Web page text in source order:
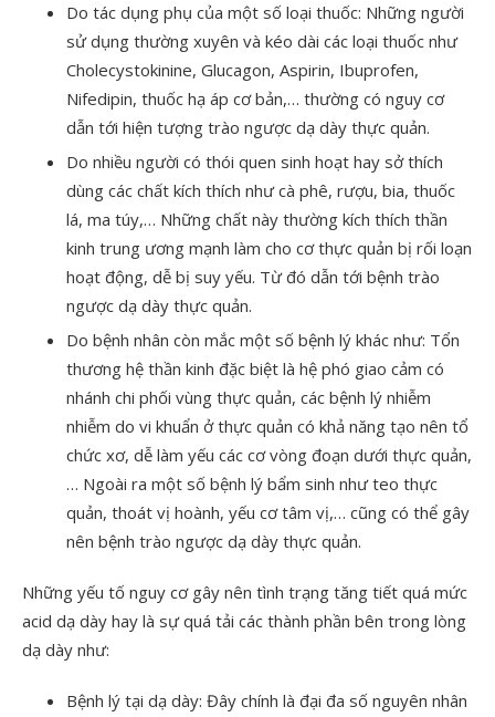
Do tác dụng phụ của một số loại thuốc: Những người
sử dụng thường xuyên và kéo dài các loại thuốc như
Cholecystokinine, Glucagon, Aspirin, Ibuprofen,
Nifedipin, thuốc hạ áp cơ bản,… thường có nguy cơ
dẫn tới hiện tượng trào ngược dạ dày thực quản.
Do nhiều người có thói quen sinh hoạt hay sở thích
dùng các chất kích thích như cà phê, rượu, bia, thuốc
lá, ma túy,… Những chất này thường kích thích thần
kinh trung ương mạnh làm cho cơ thực quản bị rối loạn
hoạt động, dễ bị suy yếu. Từ đó dẫn tới bệnh trào
ngược dạ dày thực quản.
Do bệnh nhân còn mắc một số bệnh lý khác như: Tổn
thương hệ thần kinh đặc biệt là hệ phó giao cảm có
nhánh chi phối vùng thực quản, các bệnh lý nhiễm
nhiễm do vi khuẩn ở thực quản có khả năng tạo nên tổ
chức xơ, dễ làm yếu các cơ vòng đoạn dưới thực quản,
… Ngoài ra một số bệnh lý bẩm sinh như teo thực
quản, thoát vị hoành, yếu cơ tâm vị,… cũng có thể gây
nên bệnh trào ngược dạ dày thực quản.
Những yếu tố nguy cơ gây nên tình trạng tăng tiết quá mức
acid dạ dày hay là sự quá tải các thành phần bên trong lòng
dạ dày như:
Bệnh lý tại dạ dày: Đây chính là đại đa số nguyên nhân